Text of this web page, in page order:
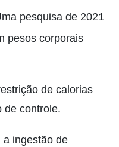
pesquisa de 2021
pesos corporais
de calorias
de controle.
a ingestão de